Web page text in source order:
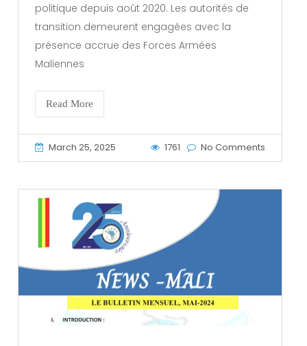
politique depuis août 2020. Les autorités de
transition demeurent engagées avec la
présence accrue des Forces Armées
Maliennes
Read More
March 25, 2025 1761 No Comments